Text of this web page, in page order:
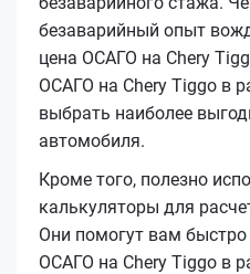
безаварийный опыт
цена ОСАГО на Chery
ОСАГО на Chery Tiggo в
выбрать наиболее
автомобиля.
Кроме того, полезно
калькуляторы для
Они помогут вам быстро
ОСАГО на Chery Tiggo в